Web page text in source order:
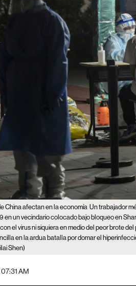
China afectan en la economía Un trabajador
en un vecindario colocado bajo bloqueo en
el virus ni siquiera en medio del peor brote
en la ardua batalla por domar el
Shen)
AM